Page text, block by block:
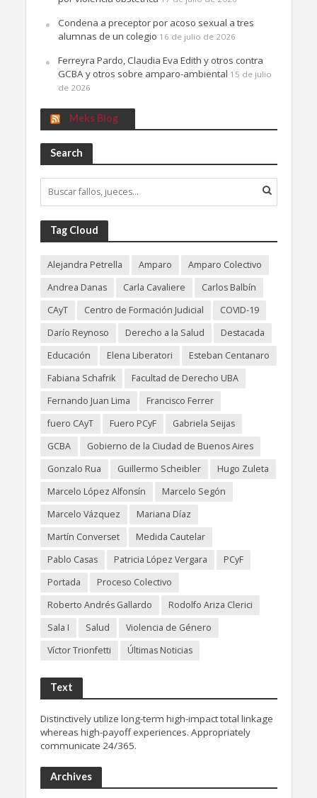
Condena a preceptor por acoso sexual a tres
alumnas de un colegio 16 de julio de 2026
Ferreyra Pardo, Claudia Eva Edith y otros contra
GCBA y otros sobre amparo-ambiental 15 de julio
de 2026
Meks Blog
Search
Tag Cloud
Alejandra Petrella Amparo
Amparo Colectivo
Andrea Danas
Carla Cavaliere
Carlos Balbín
CAyT
Centro de Formación Judicial
COVID-19
Darío Reynoso
Derecho a la Salud
Destacada
Educación
Elena Liberatori
Esteban Centanaro
Fabiana Schafrik
Facultad de Derecho UBA
Fernando Juan Lima
Francisco Ferrer
fuero CAyT
Fuero PCyF
Gabriela Seijas
GCBA
Gobierno de la Ciudad de Buenos Aires
Gonzalo Rua
Guillermo Scheibler
Hugo Zuleta
Marcelo López Alfonsín
Marcelo Segón
Marcelo Vázquez
Mariana Díaz
Martín Converset
Medida Cautelar
Pablo Casas
Patricia López Vergara
PCyF
Portada
Proceso Colectivo
Roberto Andrés Gallardo
Rodolfo Ariza Clerici
Sala I
Salud
Violencia de Género
Víctor Trionfetti
Últimas Noticias
Text
Distinctively utilize long-term high-impact total linkage
whereas high-payoff experiences. Appropriately
communicate 24/365.
Archives